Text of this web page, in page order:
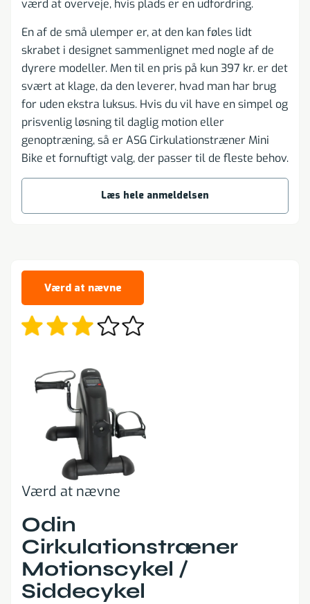
værd at overveje, hvis plads er en udfordring.
En af de små ulemper er, at den kan føles lidt
skrabet i designet sammenlignet med nogle af de
dyrere modeller. Men til en pris på kun 397 kr. er det
svært at klage, da den leverer, hvad man har brug
for uden ekstra luksus. Hvis du vil have en simpel og
prisvenlig løsning til daglig motion eller
genoptræning, så er ASG Cirkulationstræner Mini
Bike et fornuftigt valg, der passer til de fleste behov.
Læs hele anmeldelsen
Værd at nævne
Værd at nævne
Odin
Cirkulationstræner
Motionscykel /
Siddecykel